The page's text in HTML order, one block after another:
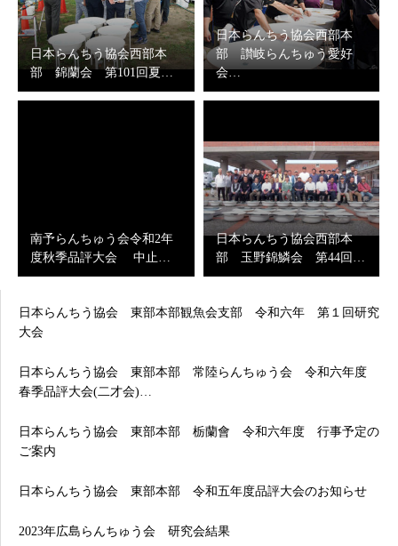
日本らんちう協会西部本
部 錦蘭会 第101回夏…
日本らんちう協会西部本
部 讃岐らんちゅう愛好
会…
南予らんちゅう会令和2年
度秋季品評大会 中止…
日本らんちう協会西部本
部 玉野錦鱗会 第44回…
日本らんちう協会 東部本部観魚会支部 令和六年 第１回研究
大会
日本らんちう協会 東部本部 常陸らんちゅう会 令和六年度
春季品評大会(二才会)…
日本らんちう協会 東部本部 栃蘭會 令和六年度 行事予定の
ご案内
日本らんちう協会 東部本部 令和五年度品評大会のお知らせ
2023年広島らんちゅう会 研究会結果